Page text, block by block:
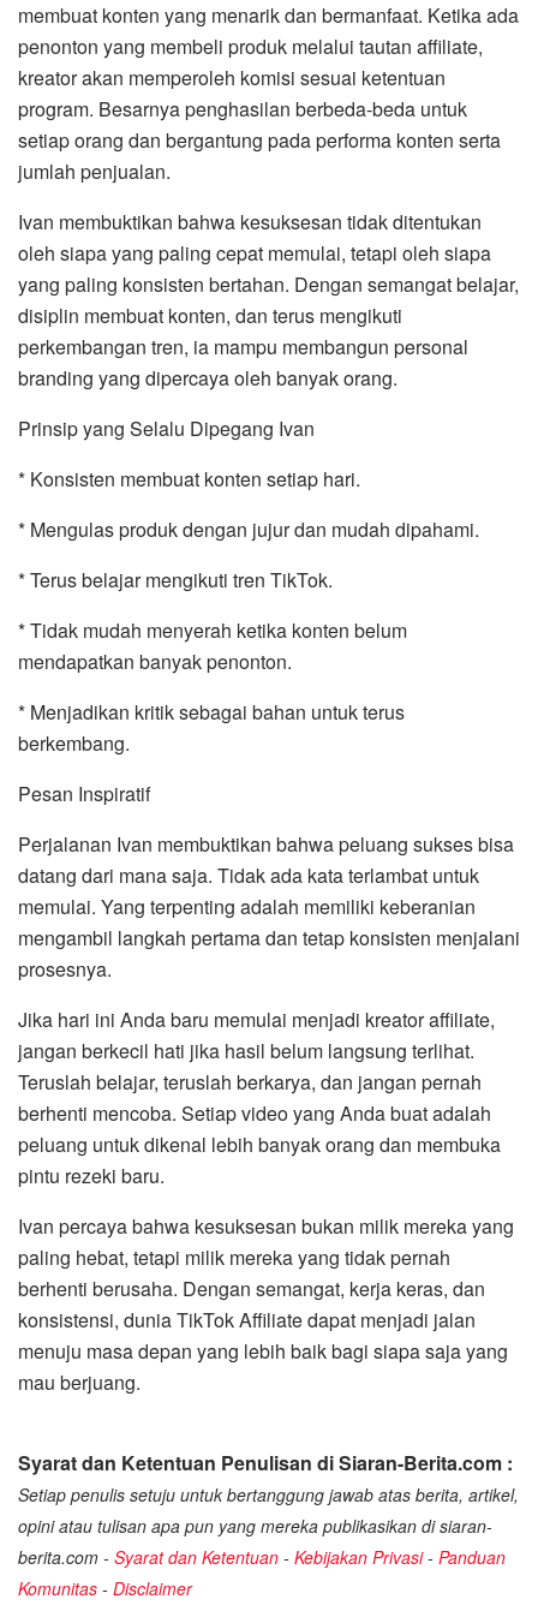
membuat konten yang menarik dan bermanfaat. Ketika ada
penonton yang membeli produk melalui tautan affiliate,
kreator akan memperoleh komisi sesuai ketentuan
program. Besarnya penghasilan berbeda-beda untuk
setiap orang dan bergantung pada performa konten serta
jumlah penjualan.
Ivan membuktikan bahwa kesuksesan tidak ditentukan
oleh siapa yang paling cepat memulai, tetapi oleh siapa
yang paling konsisten bertahan. Dengan semangat belajar,
disiplin membuat konten, dan terus mengikuti
perkembangan tren, ia mampu membangun personal
branding yang dipercaya oleh banyak orang.
Prinsip yang Selalu Dipegang Ivan
* Konsisten membuat konten setiap hari.
* Mengulas produk dengan jujur dan mudah dipahami.
* Terus belajar mengikuti tren TikTok.
* Tidak mudah menyerah ketika konten belum
mendapatkan banyak penonton.
* Menjadikan kritik sebagai bahan untuk terus
berkembang.
Pesan Inspiratif
Perjalanan Ivan membuktikan bahwa peluang sukses bisa
datang dari mana saja. Tidak ada kata terlambat untuk
memulai. Yang terpenting adalah memiliki keberanian
mengambil langkah pertama dan tetap konsisten menjalani
prosesnya.
Jika hari ini Anda baru memulai menjadi kreator affiliate,
jangan berkecil hati jika hasil belum langsung terlihat.
Teruslah belajar, teruslah berkarya, dan jangan pernah
berhenti mencoba. Setiap video yang Anda buat adalah
peluang untuk dikenal lebih banyak orang dan membuka
pintu rezeki baru.
Ivan percaya bahwa kesuksesan bukan milik mereka yang
paling hebat, tetapi milik mereka yang tidak pernah
berhenti berusaha. Dengan semangat, kerja keras, dan
konsistensi, dunia TikTok Affiliate dapat menjadi jalan
menuju masa depan yang lebih baik bagi siapa saja yang
mau berjuang.
Syarat dan Ketentuan Penulisan di Siaran-Berita.com :
Setiap penulis setuju untuk bertanggung jawab atas berita, artikel,
opini atau tulisan apa pun yang mereka publikasikan di siaran-
berita.com - Syarat dan Ketentuan - Kebijakan Privasi- Panduan
Komunitas - Disclaimer